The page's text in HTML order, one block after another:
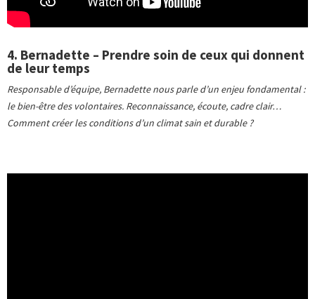
4. Bernadette – Prendre soin de ceux qui donnent
de leur temps
Responsable d’équipe, Bernadette nous parle d’un enjeu fondamental :
le bien-être des volontaires. Reconnaissance, écoute, cadre clair…
Comment créer les conditions d’un climat sain et durable ?